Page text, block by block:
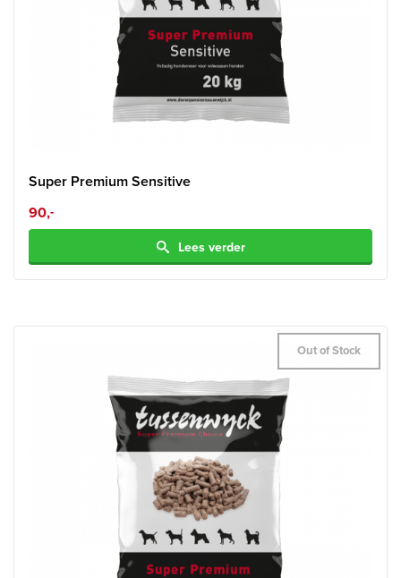
Super Premium Sensitive
90,-
Lees verder
Out of Stock